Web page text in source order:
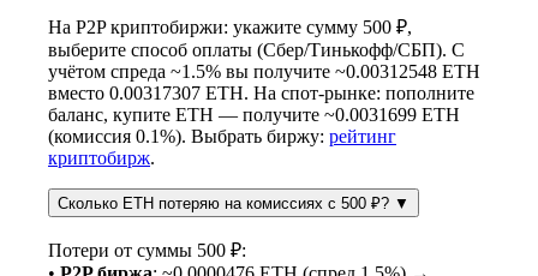
На P2P криптобиржи: укажите сумму 500 ₽,
выберите способ оплаты (Сбер/Тинькофф/СБП). С
учётом спреда ~1.5% вы получите ~0.00312548 ETH
вместо 0.00317307 ETH. На спот-рынке: пополните
баланс, купите ETH — получите ~0.0031699 ETH
(комиссия 0.1%). Выбрать биржу: рейтинг
криптобирж.
Сколько ETH потеряю на комиссиях с 500 ₽? ▼
Потери от суммы 500 ₽: